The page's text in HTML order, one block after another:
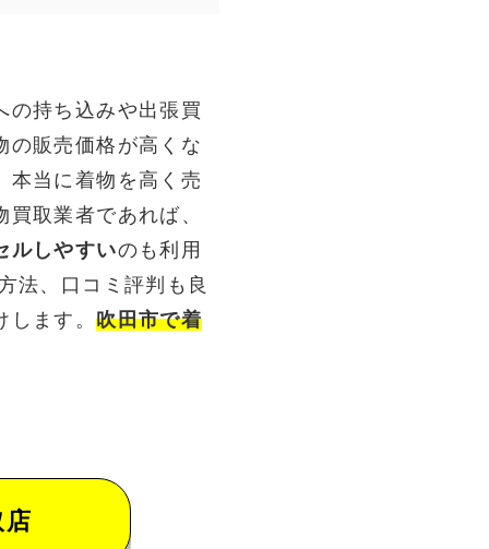
の持ち込みや出張買
の販売価格が高くな
本当に着物を高く売
取業者であれば、
ルしやすいのも利用
法、口コミ評判も良
します。吹田市で着